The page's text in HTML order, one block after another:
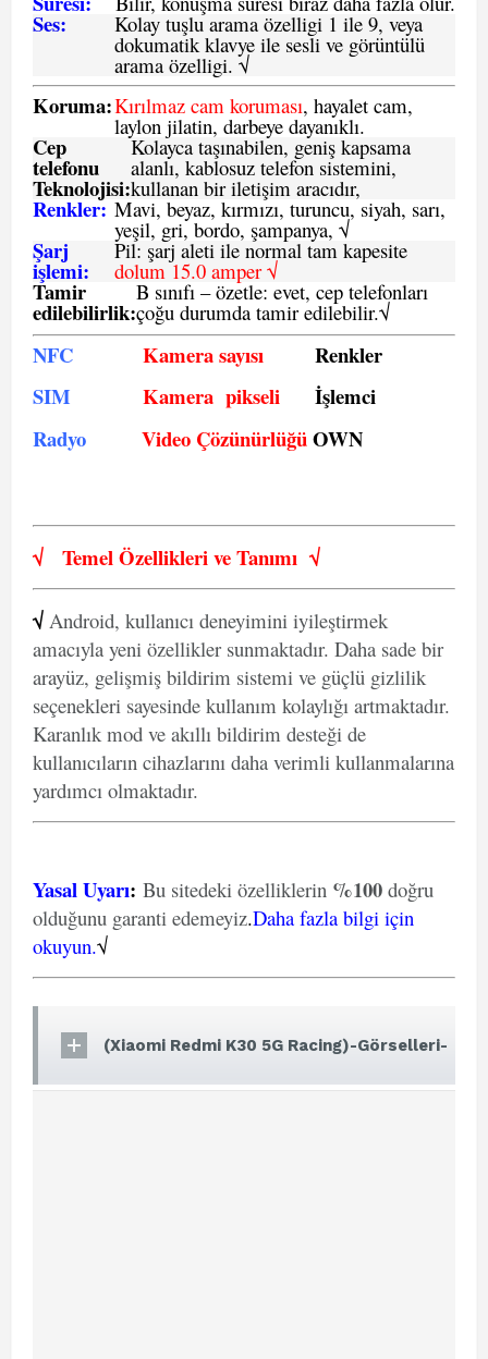
Ses: Kolay tuşlu arama özelligi 1 ile 9, veya
dokumatik klavye ile sesli ve görüntülü
arama özelligi. √
Koruma:Kırılmaz cam koruması, hayalet cam,
laylon jilatin, darbeye dayanıklı.
Cep
telefonu
Teknolojisi:
Kolayca taşınabilen, geniş kapsama
alanlı, kablosuz telefon sistemini,
kullanan bir iletişim aracıdır,
Renkler: Mavi, beyaz, kırmızı, turuncu, siyah, sarı,
yeşil, gri, bordo, şampanya, √
Şarj
işlemi:
Pil: şarj aleti ile normal tam kapesite
dolum 15.0 amper √
Tamir
edilebilirlik:
B sınıfı – özetle: evet, cep telefonları
çoğu durumda tamir edilebilir.√
NFC Kamera sayısı
Renkler
SIM
Kamera pikseli
İşlemci
Radyo
Video ÇözünürlüğüOWN
√ Temel Özellikleri veTanımı √
√ Android, kullanıcı deneyimini iyileştirmek
amacıyla yeni özellikler sunmaktadır. Daha sade bir
arayüz, gelişmiş bildirim sistemi ve güçlü gizlilik
seçenekleri sayesinde kullanım kolaylığı artmaktadır.
Karanlık mod ve akıllı bildirim desteği de
kullanıcıların cihazlarını daha verimli kullanmalarına
yardımcı olmaktadır.
Yasal Uyarı: Bu sitedeki özelliklerin %100 doğru
olduğunu garanti edemeyiz.Daha fazla bilgi için
okuyun.√
(Xiaomi Redmi K30 5G Racing)-Görselleri-